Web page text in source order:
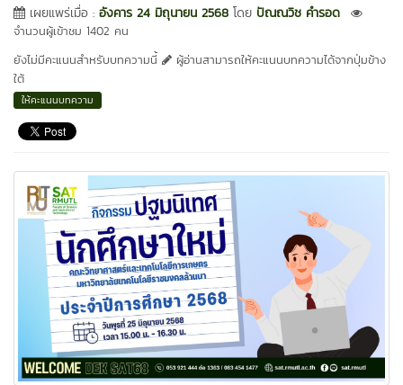
เผยแพร่เมื่อ : อังคาร 24 มิถุนายน 2568 โดย ปัณณวิช คำรอด
จำนวนผู้เข้าชม 1402 คน
ยังไม่มีคะแนนสำหรับบทความนี้
ผู้อ่านสามารถให้คะแนนบทความได้จากปุ่มข้าง
ใต้
ให้คะแนนบทความ